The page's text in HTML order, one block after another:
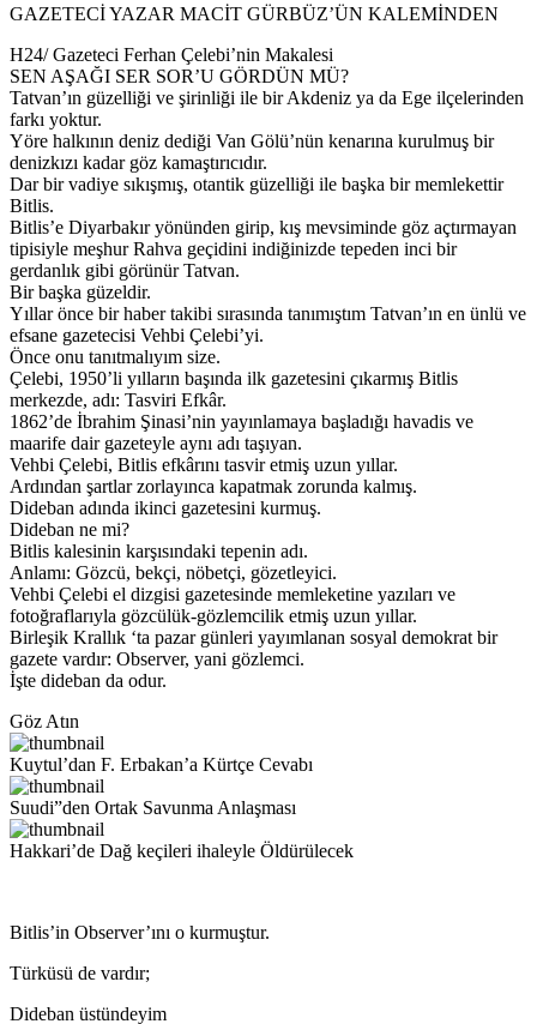
GAZETECİ YAZAR MACİT GÜRBÜZ’ÜN KALEMİNDEN
H24/ Gazeteci Ferhan Çelebi’nin Makalesi
SEN AŞAĞI SER SOR’U GÖRDÜN MÜ?
Tatvan’ın güzelliği ve şirinliği ile bir Akdeniz ya da Ege ilçelerinden
farkı yoktur.
Yöre halkının deniz dediği Van Gölü’nün kenarına kurulmuş bir
denizkızı kadar göz kamaştırıcıdır.
Dar bir vadiye sıkışmış, otantik güzelliği ile başka bir memlekettir
Bitlis.
Bitlis’e Diyarbakır yönünden girip, kış mevsiminde göz açtırmayan
tipisiyle meşhur Rahva geçidini indiğinizde tepeden inci bir
gerdanlık gibi görünür Tatvan.
Bir başka güzeldir.
Yıllar önce bir haber takibi sırasında tanımıştım Tatvan’ın en ünlü ve
efsane gazetecisi Vehbi Çelebi’yi.
Önce onu tanıtmalıyım size.
Çelebi, 1950’li yılların başında ilk gazetesini çıkarmış Bitlis
merkezde, adı: Tasviri Efkâr.
1862’de İbrahim Şinasi’nin yayınlamaya başladığı havadis ve
maarife dair gazeteyle aynı adı taşıyan.
Vehbi Çelebi, Bitlis efkârını tasvir etmiş uzun yıllar.
Ardından şartlar zorlayınca kapatmak zorunda kalmış.
Dideban adında ikinci gazetesini kurmuş.
Dideban ne mi?
Bitlis kalesinin karşısındaki tepenin adı.
Anlamı: Gözcü, bekçi, nöbetçi, gözetleyici.
Vehbi Çelebi el dizgisi gazetesinde memleketine yazıları ve
fotoğraflarıyla gözcülük-gözlemcilik etmiş uzun yıllar.
Birleşik Krallık ‘ta pazar günleri yayımlanan sosyal demokrat bir
gazete vardır: Observer, yani gözlemci.
İşte dideban da odur.
Göz Atın
Kuytul’dan F. Erbakan’a Kürtçe Cevabı
Suudi”den Ortak Savunma Anlaşması
Hakkari’de Dağ keçileri ihaleyle Öldürülecek
Bitlis’in Observer’ını o kurmuştur.
Türküsü de vardır;
Dideban üstündeyim